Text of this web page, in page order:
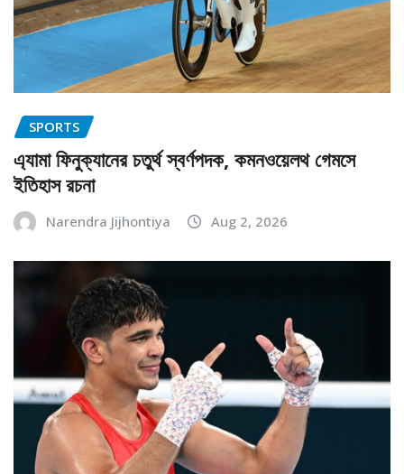
SPORTS
এ্যামা ফিনুক্যানের চতুর্থ স্বর্ণপদক, কমনওয়েলথ গেমসে
ইতিহাস রচনা
Narendra Jijhontiya Aug 2, 2026